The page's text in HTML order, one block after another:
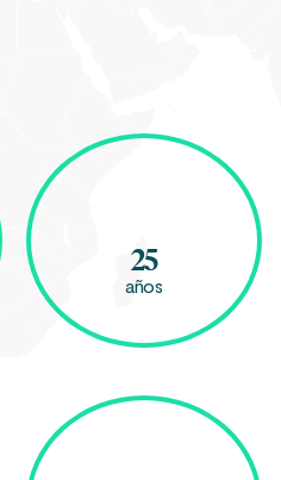
25
años